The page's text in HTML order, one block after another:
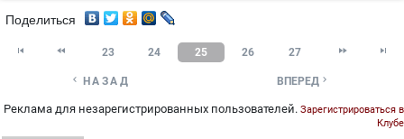
Поделиться
  23 24 25 26 27  
 НАЗАД ВПЕРЕД 
Реклама для незарегистрированных пользователей. Зарегистрироваться в
Клубе